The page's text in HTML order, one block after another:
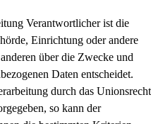
Verantwortlicher ist die
Einrichtung oder andere
über die Zwecke und
Daten entscheidet.
durch das Unionsrecht
so kann der